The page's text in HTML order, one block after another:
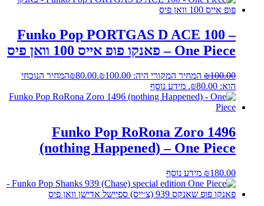
Funko Pop PORTGAS D ACE 100 –
One Piece – פאנקו פופ אייס 100 וואן פיס
₪100.00 המחיר המקורי היה: ₪100.00. ₪80.00
המחיר הנוכחי
הוא: ₪80.00.
מידע נוסף
Funko Pop RoRona Zoro 1496
(nothing Happened) – One Piece
₪180.00 מידע נוסף